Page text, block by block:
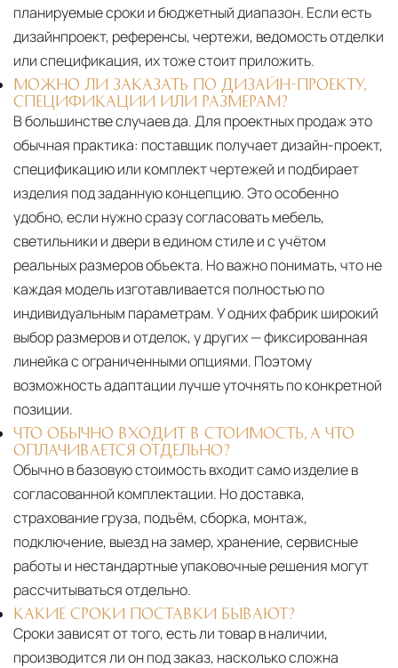
планируемые сроки и бюджетный диапазон. Если есть
дизайнпроект, референсы, чертежи, ведомость отделки
или спецификация, их тоже стоит приложить.
МОЖНО ЛИ ЗАКАЗАТЬ ПО ДИЗАЙН-ПРОЕКТУ,
СПЕЦИФИКАЦИИ ИЛИ РАЗМЕРАМ?
В большинстве случаев да. Для проектных продаж это
обычная практика: поставщик получает дизайн-проект,
спецификацию или комплект чертежей и подбирает
изделия под заданную концепцию. Это особенно
удобно, если нужно сразу согласовать мебель,
светильники и двери в едином стиле и с учётом
реальных размеров объекта. Но важно понимать, что не
каждая модель изготавливается полностью по
индивидуальным параметрам. У одних фабрик широкий
выбор размеров и отделок, у других — фиксированная
линейка с ограниченными опциями. Поэтому
возможность адаптации лучше уточнять по конкретной
позиции.
ЧТО ОБЫЧНО ВХОДИТ В СТОИМОСТЬ, А ЧТО
ОПЛАЧИВАЕТСЯ ОТДЕЛЬНО?
Обычно в базовую стоимость входит само изделие в
согласованной комплектации. Но доставка,
страхование груза, подъём, сборка, монтаж,
подключение, выезд на замер, хранение, сервисные
работы и нестандартные упаковочные решения могут
рассчитываться отдельно.
КАКИЕ СРОКИ ПОСТАВКИ БЫВАЮТ?
Сроки зависят от того, есть ли товар в наличии,
производится ли он под заказ, насколько сложна